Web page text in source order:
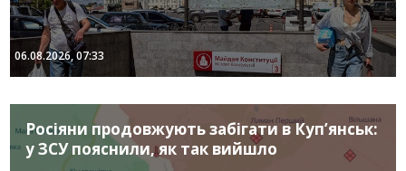
06.08.2026, 07:33
Росіяни продовжують забігати в Куп’янськ:
у ЗСУ пояснили, як так вийшло